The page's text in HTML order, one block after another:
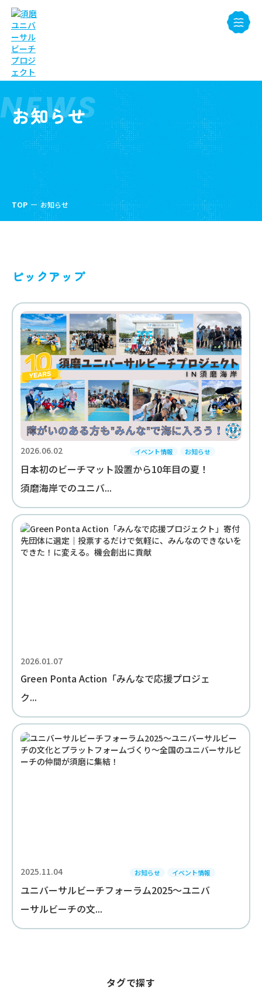
お知らせ
NEWS
TOP お知らせ
ピックアップ
2026.06.02 イベント情報 お知らせ
日本初のビーチマット設置から10年目の夏！
須磨海岸でのユニバ...
2026.01.07
Green Ponta Action「みんなで応援プロジェ
ク...
2025.11.04 お知らせ イベント情報
ユニバーサルビーチフォーラム2025～ユニバ
ーサルビーチの文...
タグで探す